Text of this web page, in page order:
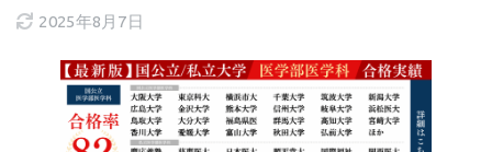
2025年8月7日